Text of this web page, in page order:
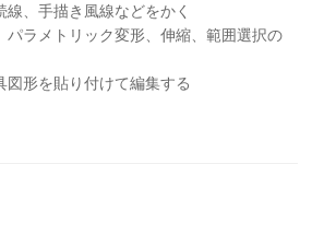
、手描き風線などをかく
パラメトリック変形、伸縮、範囲選択の
形を貼り付けて編集する